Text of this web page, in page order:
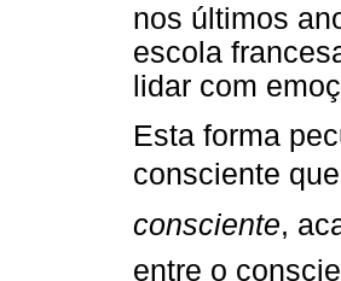
nos últimos
escola
lidar com
Esta forma
consciente
consciente,
entre o